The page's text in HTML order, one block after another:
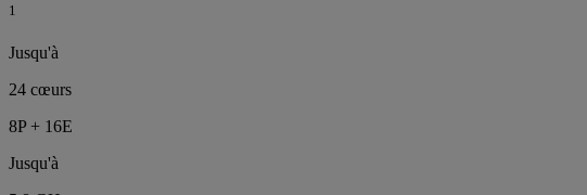
1
Jusqu'à
24 cœurs
8P + 16E
Jusqu'à